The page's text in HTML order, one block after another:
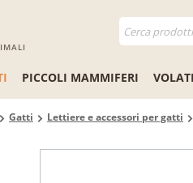
PICCOLI MAMMIFERI
Gatti Lettiere e accessori per gatti